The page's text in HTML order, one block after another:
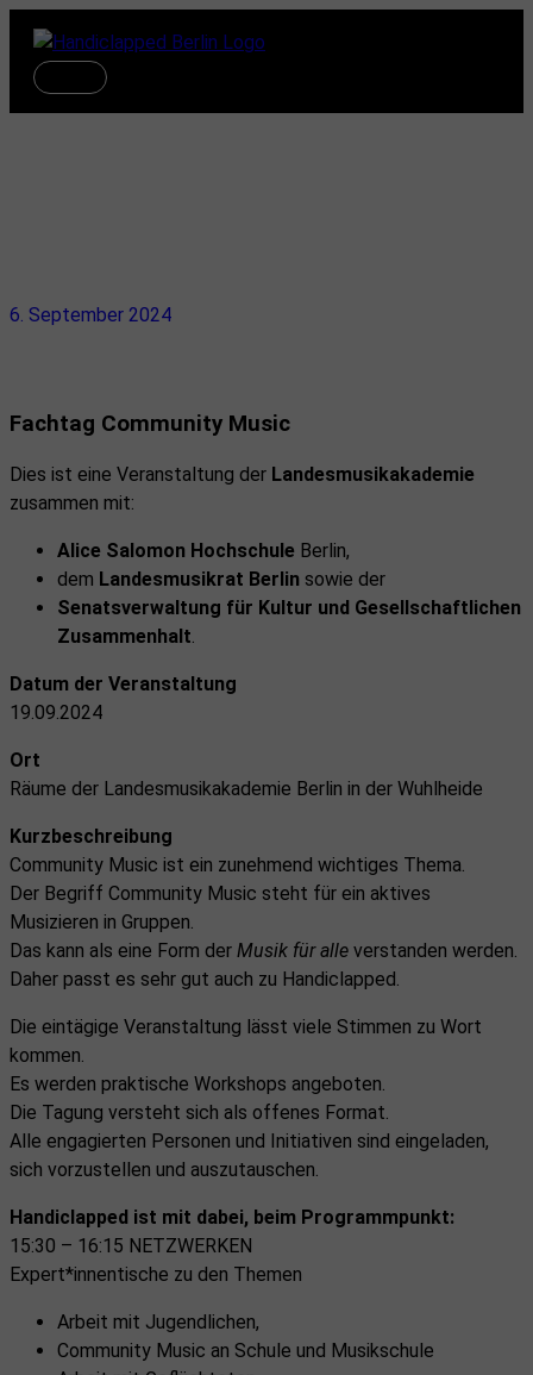
Inhalt
springen
Hauptmenü
6. September 2024
Fachtag Community Music
Dies ist eine Veranstaltung der Landesmusikakademie
zusammen mit:
Alice Salomon Hochschule Berlin,
dem Landesmusikrat Berlin sowie der
Senatsverwaltung für Kultur und Gesellschaftlichen
Zusammenhalt
Datum der Veranstaltung
19.09.2024
Ort
Räume der Landesmusikakademie Berlin in der Wuhlheide
Kurzbeschreibung
Community Music ist ein zunehmend wichtiges Thema.
Der Begriff Community Music steht für ein aktives
Musizieren in Gruppen.
Das kann als eine Form der Musik für alle verstanden werden.
Daher passt es sehr gut auch zu Handiclapped.
Die eintägige Veranstaltung lässt viele Stimmen zu Wort
kommen.
Es werden praktische Workshops angeboten.
Die Tagung versteht sich als offenes Format.
Alle engagierten Personen und Initiativen sind eingeladen,
sich vorzustellen und auszutauschen.
Handiclapped ist mit dabei, beim Programmpunkt:
15:30 – 16:15 NETZWERKEN
Expert*innentische zu den Themen
Arbeit mit Jugendlichen,
Community Music an Schule und Musikschule